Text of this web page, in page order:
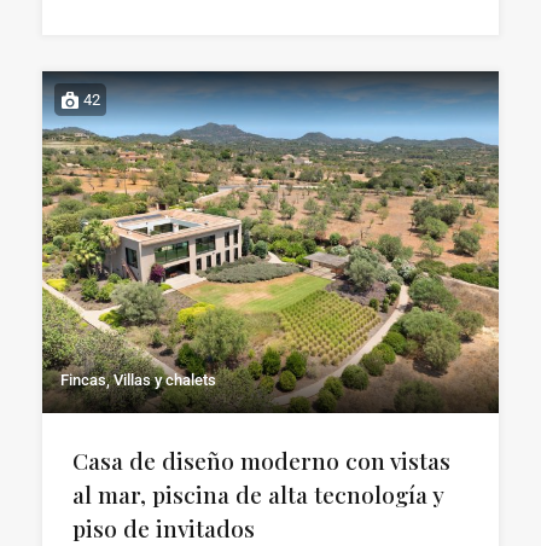
42
Fincas, Villas y chalets
Casa de diseño moderno con vistas
al mar, piscina de alta tecnología y
piso de invitados